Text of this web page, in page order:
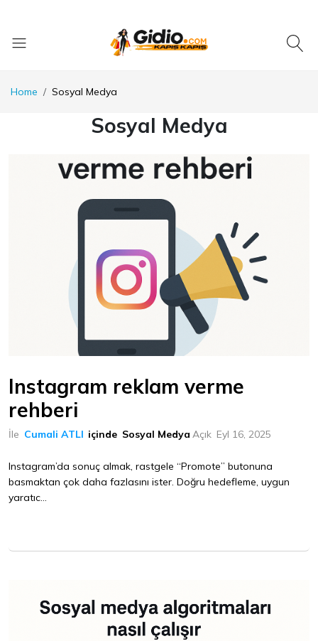
Home Sosyal Medya
Sosyal Medya
Instagram reklam verme
rehberi
İle Cumali ATLI içinde Sosyal Medya Açık Eyl 16, 2025
Instagram’da sonuç almak, rastgele “Promote” butonuna
basmaktan çok daha fazlasını ister. Doğru hedefleme, uygun
yaratıc...